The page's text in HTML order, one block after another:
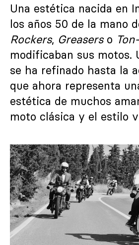
Una estética nacida en
los años 50 de la mano
Rockers, Greaserso
modificaban sus motos.
se ha refinado hasta la
que ahora representa
estética de muchos
moto clásica y el estilo